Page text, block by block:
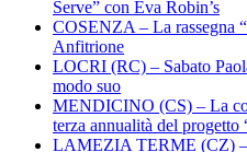
Serve” con Eva Robin’s
COSENZA – La rassegna
Anfitrione
LOCRI (RC) – Sabato
modo suo
MENDICINO (CS) – La
terza annualità del progetto
LAMEZIA TERME (CZ) –